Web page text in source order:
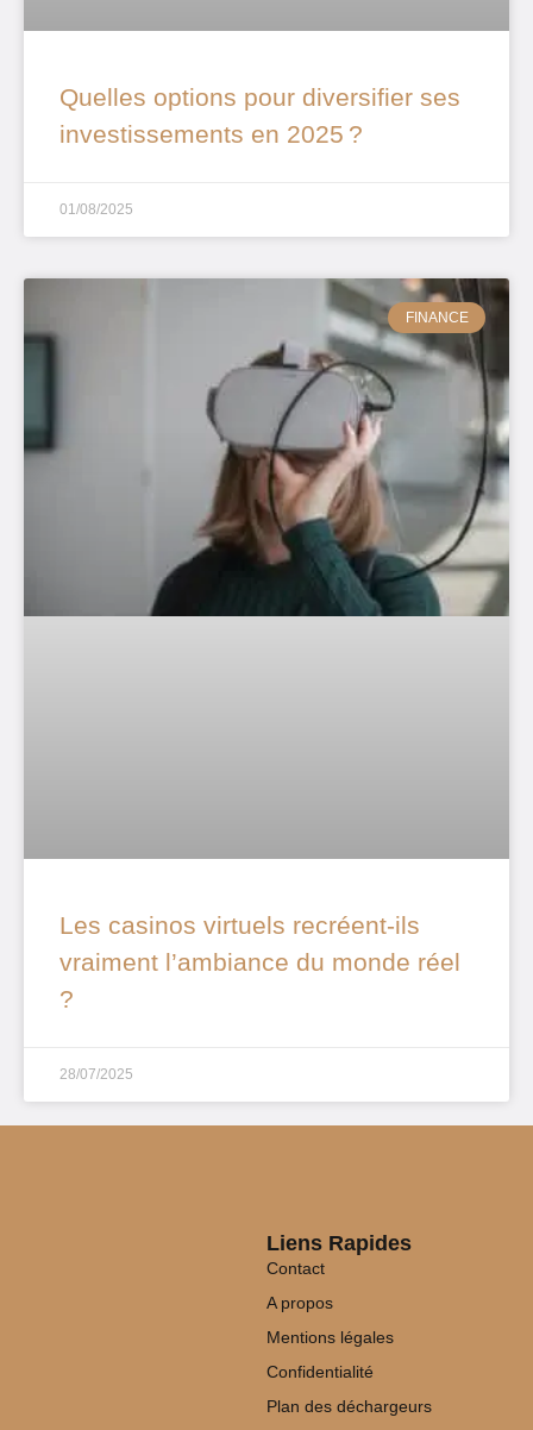
Quelles options pour diversifier ses
investissements en 2025 ?
01/08/2025
FINANCE
Les casinos virtuels recréent-ils
vraiment l’ambiance du monde réel
?
28/07/2025
Liens Rapides
Contact
A propos
Mentions légales
Confidentialité
Plan des déchargeurs